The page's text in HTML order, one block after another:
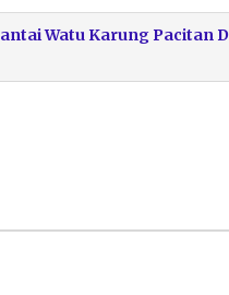
Watu Karung Pacitan